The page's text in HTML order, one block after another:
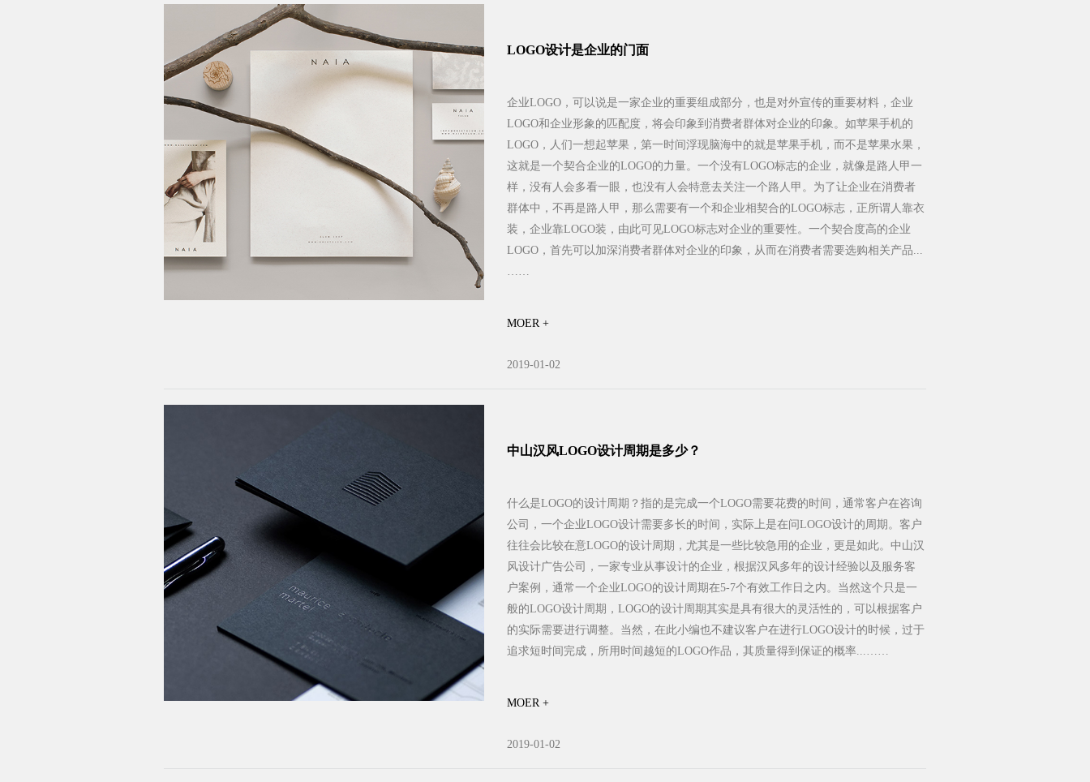
LOGO设计是企业的门面
企业LOGO，可以说是一家企业的重要组成部分，也是对外宣传的重要材料，企业
LOGO和企业形象的匹配度，将会印象到消费者群体对企业的印象。如苹果手机的
LOGO，人们一想起苹果，第一时间浮现脑海中的就是苹果手机，而不是苹果水果，
这就是一个契合企业的LOGO的力量。一个没有LOGO标志的企业，就像是路人甲一
样，没有人会多看一眼，也没有人会特意去关注一个路人甲。为了让企业在消费者
群体中，不再是路人甲，那么需要有一个和企业相契合的LOGO标志，正所谓人靠衣
装，企业靠LOGO装，由此可见LOGO标志对企业的重要性。一个契合度高的企业
LOGO，首先可以加深消费者群体对企业的印象，从而在消费者需要选购相关产品...
MOER +
2019-01-02
中山汉风LOGO设计周期是多少？
什么是LOGO的设计周期？指的是完成一个LOGO需要花费的时间，通常客户在咨询
公司，一个企业LOGO设计需要多长的时间，实际上是在问LOGO设计的周期。客户
往往会比较在意LOGO的设计周期，尤其是一些比较急用的企业，更是如此。中山汉
风设计广告公司，一家专业从事设计的企业，根据汉风多年的设计经验以及服务客
户案例，通常一个企业LOGO的设计周期在5-7个有效工作日之内。当然这个只是一
般的LOGO设计周期，LOGO的设计周期其实是具有很大的灵活性的，可以根据客户
的实际需要进行调整。当然，在此小编也不建议客户在进行LOGO设计的时候，过于
追求短时间完成，所用时间越短的LOGO作品，其质量得到保证的概率...……
MOER +
2019-01-02